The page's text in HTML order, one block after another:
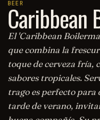
BEER
Caribbean
El 'Caribbean
que combina la
toque de cerveza fría,
sabores tropicales.
trago es perfecto
tarde de verano,